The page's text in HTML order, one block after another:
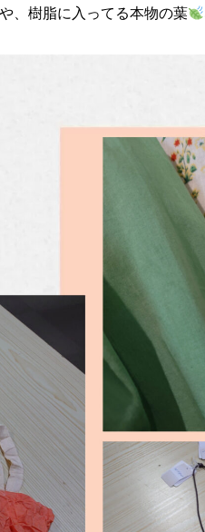
、樹脂に入ってる本物の葉